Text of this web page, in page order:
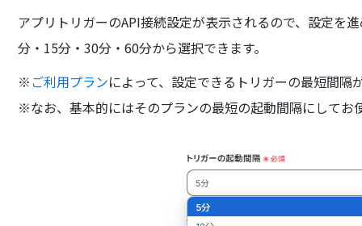
アプリトリガーのAPI接続設定が表示されるので、設定を
分・15分・30分・60分から選択できます。
※ご利用プランによって、設定できるトリガーの最短間隔
※なお、基本的にはそのプランの最短の起動間隔にしてお